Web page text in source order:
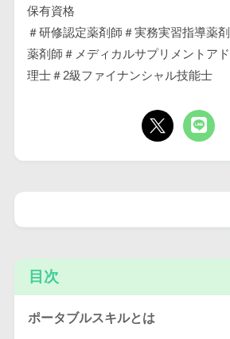
保有資格
＃研修認定薬剤師＃実務実習指導薬
薬剤師＃メディカルサプリメントア
理士＃2級ファイナンシャル技能士
目次
ポータブルスキルとは